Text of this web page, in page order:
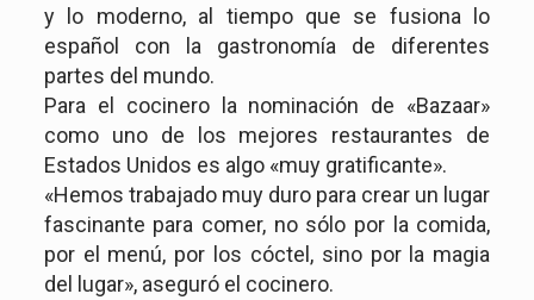
y lo moderno, al tiempo que se fusiona lo
español con la gastronomía de diferentes
partes del mundo.
Para el cocinero la nominación de «Bazaar»
como uno de los mejores restaurantes de
Estados Unidos es algo «muy gratificante».
«Hemos trabajado muy duro para crear un lugar
fascinante para comer, no sólo por la comida,
por el menú, por los cóctel, sino por la magia
del lugar», aseguró el cocinero.